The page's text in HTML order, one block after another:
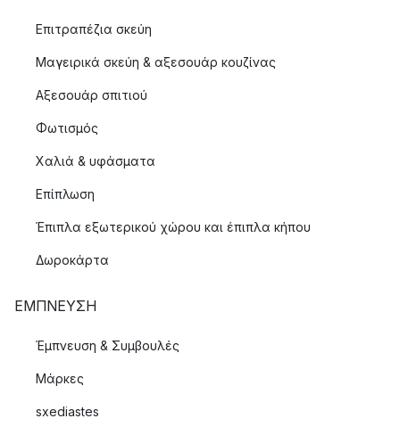
Επιτραπέζια σκεύη
Μαγειρικά σκεύη & αξεσουάρ κουζίνας
Αξεσουάρ σπιτιού
Φωτισμός
Χαλιά & υφάσματα
Επίπλωση
Έπιπλα εξωτερικού χώρου και έπιπλα κήπου
Δωροκάρτα
ΈΜΠΝΕΥΣΗ
Έμπνευση & Συμβουλές
Μάρκες
sxediastes